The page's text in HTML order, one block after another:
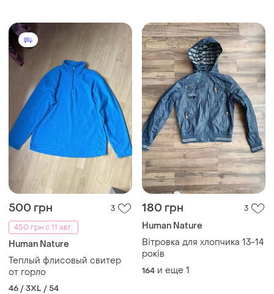
500 грн
3
450 грн с 11 авг.
Human Nature
Теплый флисовый свитер
от горло
46 / 3XL / 54
180 грн 3
Human Nature
Вітровка для хлопчика 13-14
років
164 и еще 1